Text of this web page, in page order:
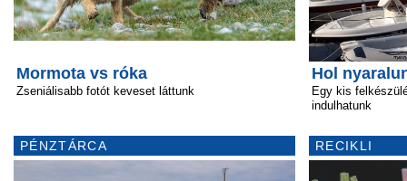
Mormota vs róka
Zseniálisabb fotót keveset láttunk
PÉNZTÁRCA
Hol
Egy kis
indulhatunk
RECIKLI